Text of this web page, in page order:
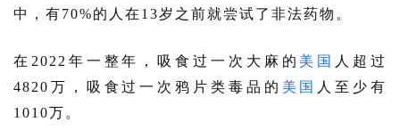
中，有70%的人在13岁之前就尝试了非法药物。
在2022年一整年，吸食过一次大麻的 美国 人超过
4820万，吸食过一次鸦片类毒品的 美国 人至少有
1010万。